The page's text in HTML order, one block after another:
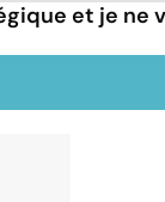
et je ne